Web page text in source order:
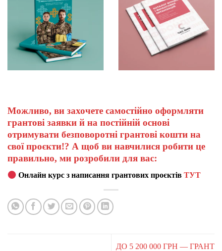
Можливо, ви захочете самостійно оформляти
грантові заявки й на постійній основі
отримувати безповоротні грантові кошти на
свої проєкти!? А щоб ви навчилися робити це
правильно, ми розробили для вас:
Онлайн курс з написання грантових проєктівТУТ
ДО 5 200 000 ГРН — ГРАНТ